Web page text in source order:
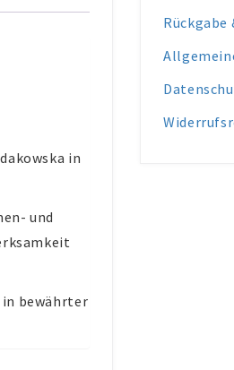
in
und
in bewährter
Rückgabe